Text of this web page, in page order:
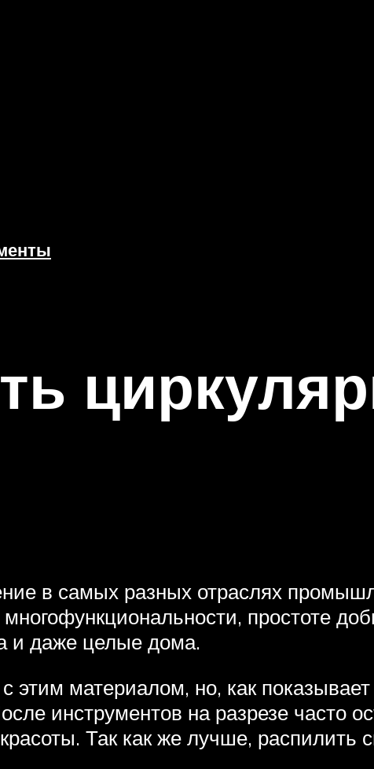
в самых разных отраслях
многофункциональности, простоте
и даже целые дома.
этим материалом, но, как
инструментов на разрезе часто
Так как же лучше, распилить